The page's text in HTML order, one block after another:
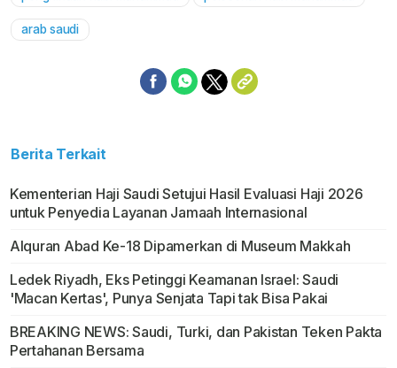
arab saudi
Berita Terkait
Kementerian Haji Saudi Setujui Hasil Evaluasi Haji 2026
untuk Penyedia Layanan Jamaah Internasional
Alquran Abad Ke-18 Dipamerkan di Museum Makkah
Ledek Riyadh, Eks Petinggi Keamanan Israel: Saudi
'Macan Kertas', Punya Senjata Tapi tak Bisa Pakai
BREAKING NEWS: Saudi, Turki, dan Pakistan Teken Pakta
Pertahanan Bersama